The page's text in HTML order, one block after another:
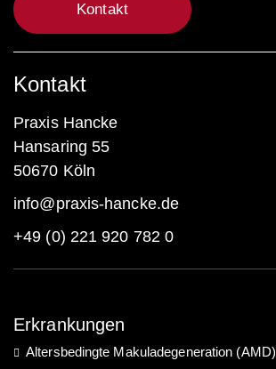
Kontakt
Kontakt
Praxis Hancke
Hansaring 55
50670 Köln
info@praxis-hancke.de
+49 (0) 221 920 782 0
Erkrankungen
Altersbedingte Makuladegeneration (AMD)